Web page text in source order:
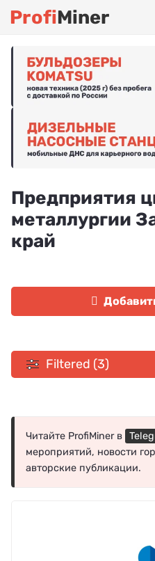
ProfiMiner
Предприятия
металлургии
край
Filtered (3)
Читайте ProfiMiner в
мероприятий, новости
авторские публикации.